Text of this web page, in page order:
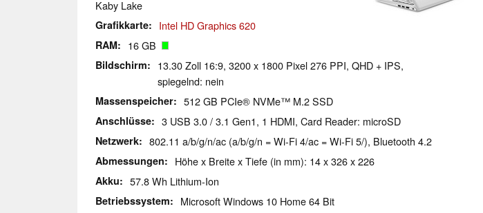
Kaby Lake
Grafikkarte Intel HD Graphics 620
RAM 16 GB
Bildschirm
13.30 Zoll 16:9, 3200 x 1800 Pixel 276 PPI, QHD + IPS,
spiegelnd: nein
Massenspeicher 512 GB PCIe® NVMe™ M.2 SSD
Anschlüsse 3 USB 3.0 / 3.1 Gen1, 1 HDMI, Card Reader: microSD
Netzwerk 802.11 a/b/g/n/ac (a/b/g/n = Wi-Fi 4/ac = Wi-Fi 5/), Bluetooth 4.2
Abmessungen Höhe x Breite x Tiefe (in mm): 14 x 326 x 226
Akku 57.8 Wh Lithium-Ion
Betriebssystem Microsoft Windows 10 Home 64 Bit